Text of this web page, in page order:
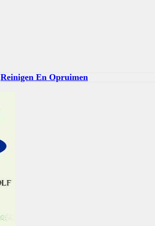
Reinigen En Opruimen